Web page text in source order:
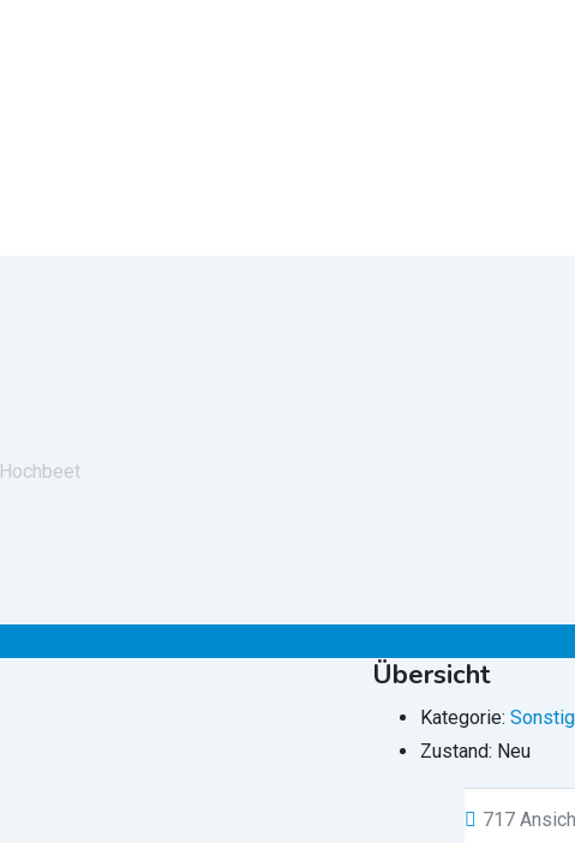
Hochbeet
Übersicht
Kategorie:
Zustand: Neu
717